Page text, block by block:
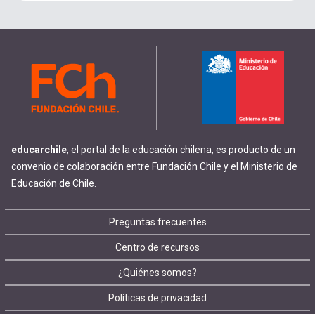
educarchile, el portal de la educación chilena, es producto de un
convenio de colaboración entre Fundación Chile y el Ministerio de
Educación de Chile.
Footer
menu
Preguntas frecuentes
Centro de recursos
¿Quiénes somos?
Políticas de privacidad